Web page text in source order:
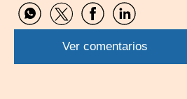
Compartir
por
WhatsApp
Compartir
por
Twitter
Compartir
por
Facebook
Compartir
por
Linkedin
Ver comentarios